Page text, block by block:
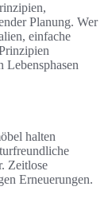
Planung. Wer
einfache
Lebensphasen
halten
Zeitlose
Erneuerungen.